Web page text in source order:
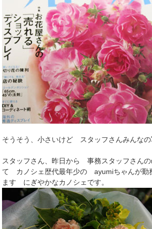
そうそう、小さいけど スタッフさんみんなの
スタッフさん、昨日から 事務スタッフさんの
て カノシェ歴代最年少の ayumiちゃんが勤
ます にぎやかなカノシェです。